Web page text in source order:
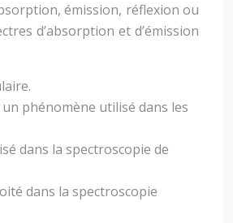
émission, réflexion ou
d’absorption et d’émission
phénomène utilisé dans les
dans la spectroscopie de
dans la spectroscopie